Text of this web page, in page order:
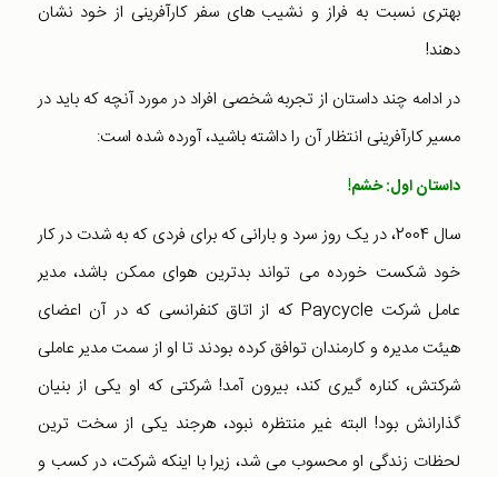
بهتری نسبت به فراز و نشیب های سفر کارآفرینی از خود نشان
دهند!
در ادامه چند داستان از تجربه شخصی افراد در مورد آنچه که باید در
مسیر کارآفرینی انتظار آن را داشته باشید، آورده شده است:
داستان اول: خشم!
سال 2004، در یک روز سرد و بارانی که برای فردی که به شدت در کار
خود شکست خورده می تواند بدترین هوای ممکن باشد، مدیر
عامل شرکت Paycycle که از اتاق کنفرانسی که در آن اعضای
هیئت مدیره و کارمندان توافق کرده بودند تا او از سمت مدیر عاملی
شرکتش، کناره گیری کند، بیرون آمد! شرکتی که او یکی از بنیان
گذارانش بود! البته غیر منتظره نبود، هرجند یکی از سخت ترین
لحظات زندگی او محسوب می شد، زیرا با اینکه شرکت، در کسب و